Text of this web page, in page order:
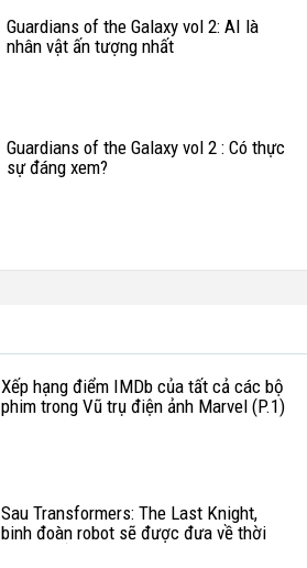
Guardians of the Galaxy vol 2: AI là
nhân vật ấn tượng nhất
Guardians of the Galaxy vol 2 : Có thực
sự đáng xem?
Xếp hạng điểm IMDb của tất cả các bộ
phim trong Vũ trụ điện ảnh Marvel (P.1)
Sau Transformers: The Last Knight,
binh đoàn robot sẽ được đưa về thời